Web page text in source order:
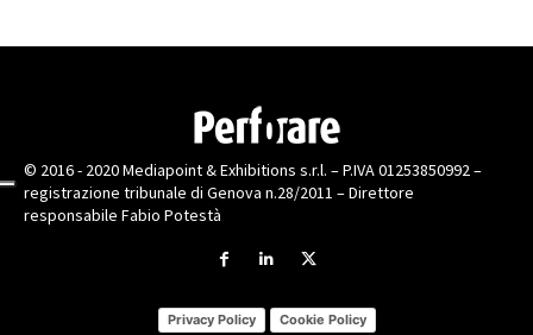
© 2016 - 2020 Mediapoint & Exhibitions s.r.l. – P.IVA 01253850992 –
registrazione tribunale di Genova n.28/2011 – Direttore
responsabile Fabio Potestà
Privacy Policy Cookie Policy